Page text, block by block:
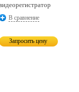
В сравнение
Запросить цену